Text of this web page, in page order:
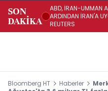
SON
DAKİKA
ABD, İRAN-UMMAN
ARDINDAN İRAN'A
REUTERS
Bloomberg HT Haberler